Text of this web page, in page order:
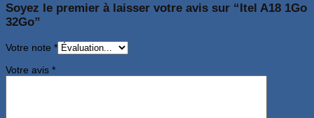
Soyez le premier à laisser votre avis sur “Itel A18 1Go
32Go”
Votre note *
Votre avis *